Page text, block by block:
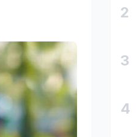
2
3
4